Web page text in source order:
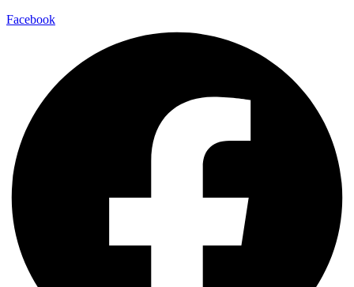
Facebook